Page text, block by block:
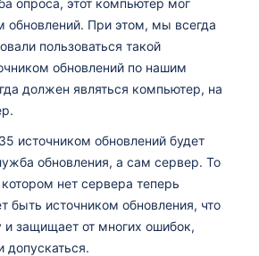
обновлений. При этом, мы всегда
пользоваться такой
обновлений по нашим
должен являться компьютер, на
источником обновлений будет
обновления, а сам сервер. То
нет сервера теперь
быть источником обновления, что
и защищает от многих ошибок,
допускаться.